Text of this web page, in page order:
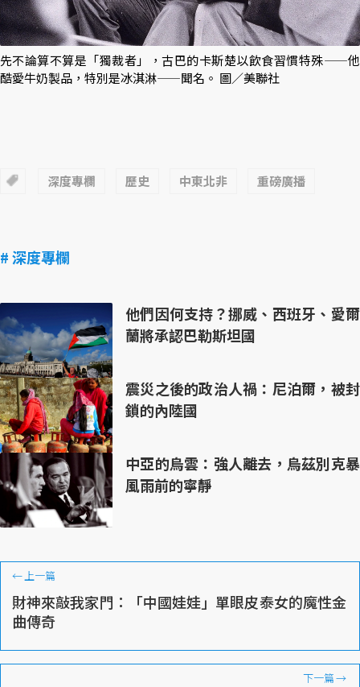
先不論算不算是「獨裁者」，古巴的卡斯楚以飲食習慣特殊——他
酷愛牛奶製品，特別是冰淇淋——聞名。 圖／美聯社
深度專欄 歷史 中東北非 重磅廣播
# 深度專欄
他們因何支持？挪威、西班牙、愛爾
蘭將承認巴勒斯坦國
震災之後的政治人禍：尼泊爾，被封
鎖的內陸國
中亞的烏雲：強人離去，烏茲別克暴
風雨前的寧靜
←上一篇
財神來敲我家門：「中國娃娃」單眼皮泰女的魔性金
曲傳奇
下一篇→